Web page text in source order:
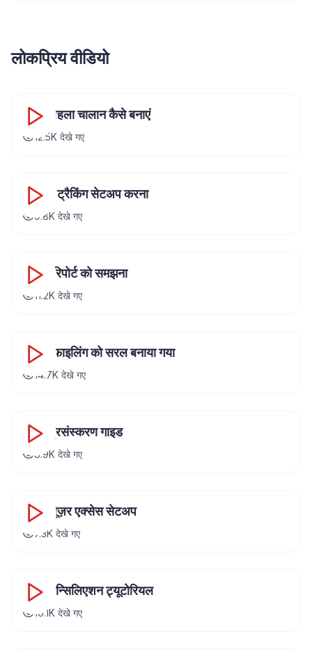
लोकप्रिय वीडियो
अपना पहला चालान कैसे बनाएं
12.5K देखे गए
इन्वेंटरी ट्रैकिंग सेटअप करना
9.8K देखे गए
वित्तीय रिपोर्ट को समझना
11.2K देखे गए
GST फाइलिंग को सरल बनाया गया
14.7K देखे गए
पेरोल प्रसंस्करण गाइड
8.9K देखे गए
मल्टी-यूज़र एक्सेस सेटअप
7.3K देखे गए
बैंक रेकन्सिलिएशन ट्यूटोरियल
10.1K देखे गए